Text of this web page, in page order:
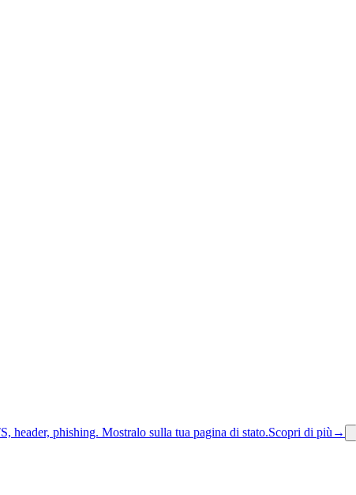
header, phishing. Mostralo sulla tua pagina di stato.Scopri di più →